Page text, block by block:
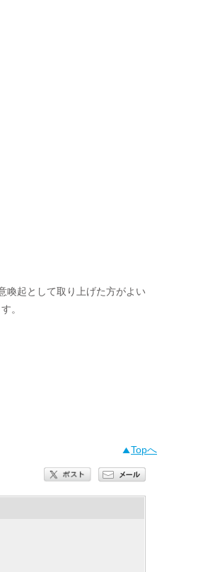
喚起として取り上げた方がよい
。
Topへ